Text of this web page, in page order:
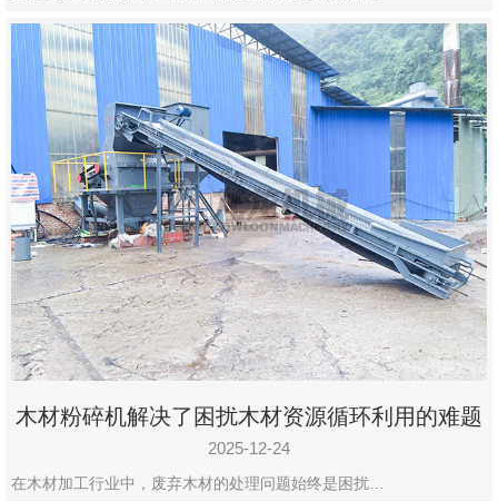
木材粉碎机解决了困扰木材资源循环利用的难题
2025-12-24
在木材加工行业中，废弃木材的处理问题始终是困扰…